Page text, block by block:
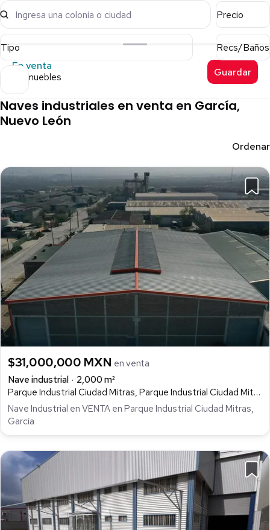
Ingresa una colonia o ciudad Precio
Tipo
Recs/Baños
En venta
8 inmuebles Guardar
Naves industriales en venta en García,
Nuevo León
Ordenar
$31,000,000 MXN en venta
Nave industrial
2,000 m²
Parque Industrial Ciudad Mitras, Parque Industrial Ciudad Mitras, García
Nave Industrial en VENTA en Parque Industrial Ciudad Mitras,
García